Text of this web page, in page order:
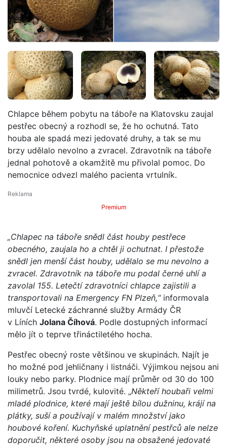
Chlapce během pobytu na táboře na Klatovsku zaujal
pestřec obecný a rozhodl se, že ho ochutná. Tato
houba ale spadá mezi jedovaté druhy, a tak se mu
brzy udělalo nevolno a zvracel. Zdravotník na táboře
jednal pohotově a okamžitě mu přivolal pomoc. Do
nemocnice odvezl malého pacienta vrtulník.
Premium
„Chlapec na táboře snědl část houby pestřece
obecného, zaujala ho a chtěl ji ochutnat. I přestože
snědl jen menší část houby, udělalo se mu nevolno a
zvracel. Zdravotník na táboře mu podal černé uhlí a
zavolal 155. Letečtí zdravotníci chlapce zajistili a
transportovali na Emergency FN Plzeň,“informovala
mluvčí Letecké záchranné služby Armády ČR
v Líních Jolana Číhová. Podle dostupných informací
mělo jít o teprve třináctiletého hocha.
Pestřec obecný roste většinou ve skupinách. Najít je
ho možné pod jehličnany i listnáči. Výjimkou nejsou ani
louky nebo parky. Plodnice mají průměr od 30 do 100
milimetrů. Jsou tvrdé, kulovité. „Někteří houbaři velmi
mladé plodnice, které mají ještě bílou dužninu, krájí na
plátky, suší a používají v malém množství jako
houbové koření. Kuchyňské uplatnění pestřců ale nelze
doporučit, některé osoby jsou na obsažené jedovaté